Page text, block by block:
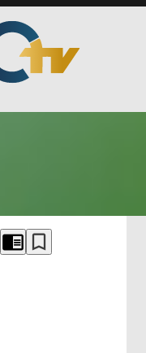
chrome_reader_mode bookmark_border